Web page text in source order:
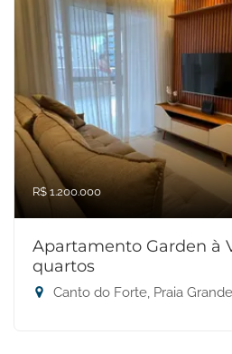
R$ 1.200.000
Apartamento Garden à
quartos
Canto do Forte, Praia